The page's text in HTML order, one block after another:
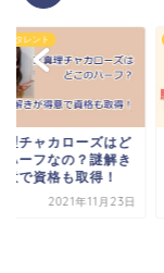
・タレント
理チャカローズはど
ハーフなの？謎解き
意で資格も取得！
2021年11月23日